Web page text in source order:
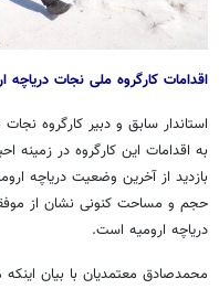
اقدامات کارگروه ملی نجات دریاچه
استاندار سابق و دبیر کارگروه
بازدید از آخرین وضعیت دریاچه
حجم و مساحت کنونی نشان از
دریاچه ارومیه است.